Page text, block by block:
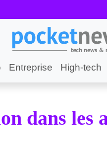
Entreprise High-tech
dans les